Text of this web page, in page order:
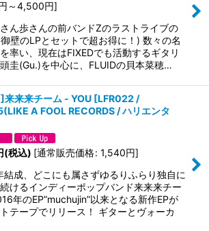
～4,500円]
ん歩さんの前バンドZのラストライブの
壁のLPとセットで超お得に！) 数々の名
率い、現在はFIXEDでも活動するギタリ
圭(Gu.)を中心に、FLUIDの貝本菜穂…
来来来チーム - YOU [LFR022 /
A FOOL RECORDS / ハリエンタ
(税込) [通常販売価格: 1,540円]
結成、どこにも属さずゆるりふらり独自に
けるインディーポップバンド来来来チー
年のEP”muchujin”以来となる新作EPが
テープでリリース！ ギターとヴォーカ